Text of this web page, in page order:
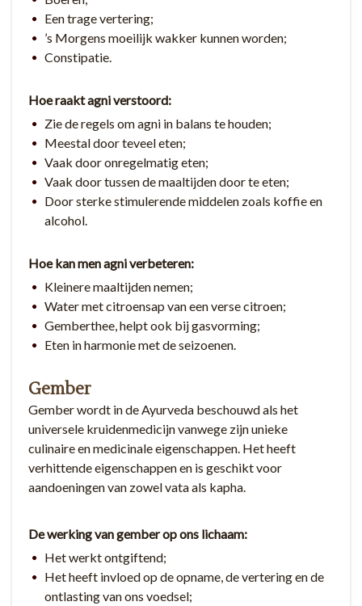
Een trage vertering;
’s Morgens moeilijk wakker kunnen worden;
Constipatie.
Hoe raakt agni verstoord:
Zie de regels om agni in balans te houden;
Meestal door teveel eten;
Vaak door onregelmatig eten;
Vaak door tussen de maaltijden door te eten;
Door sterke stimulerende middelen zoals koffie en
alcohol.
Hoe kan men agni verbeteren:
Kleinere maaltijden nemen;
Water met citroensap van een verse citroen;
Gemberthee, helpt ook bij gasvorming;
Eten in harmonie met de seizoenen.
Gember
Gember wordt in de Ayurveda beschouwd als het
universele kruidenmedicijn vanwege zijn unieke
culinaire en medicinale eigenschappen. Het heeft
verhittende eigenschappen en is geschikt voor
aandoeningen van zowel vata als kapha.
De werking van gember op ons lichaam:
Het werkt ontgiftend;
Het heeft invloed op de opname, de vertering en de
ontlasting van ons voedsel;